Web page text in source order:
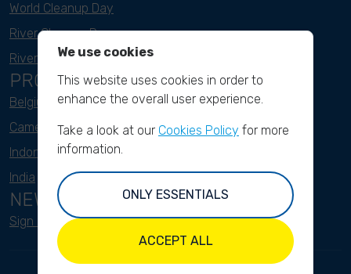
World Cleanup Day
River Cleanup Days
River Cleanup Challenge
PROJECTS
Belgium
Cameroon
Indonesia
India
NEWSLETTER
Sign up here
We use cookies
This website uses cookies in order to
enhance the overall user experience.
Take a look at our Cookies Policy for more
information.
ONLY ESSENTIALS
ACCEPT ALL